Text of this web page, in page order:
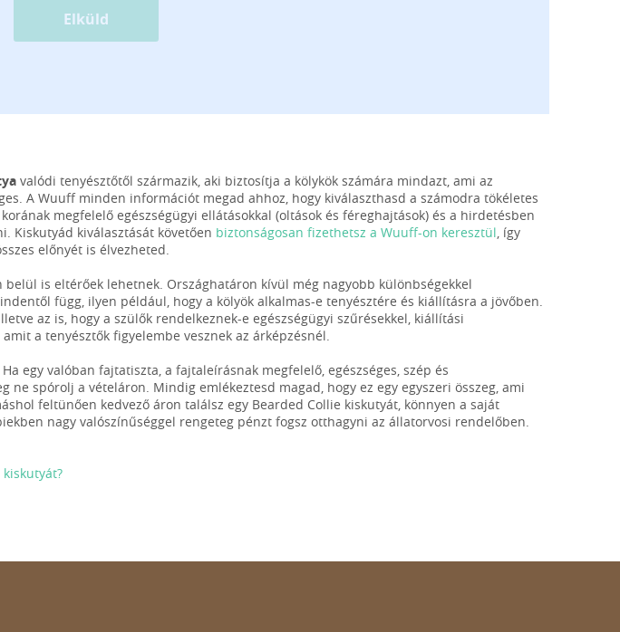
Elküld
valódi tenyésztőtől származik, aki biztosítja a kölykök számára mindazt, ami az
A Wuuff minden információt megad ahhoz, hogy kiválaszthasd a számodra tökéletes
megfelelő egészségügyi ellátásokkal (oltások és féreghajtások) és a hirdetésben
Kiskutyád kiválasztását követően biztonságosan fizethetsz a Wuuff-on keresztül, így
előnyét is élvezheted.
belül is eltérőek lehetnek. Országhatáron kívül még nagyobb különbségekkel
függ, ilyen például, hogy a kölyök alkalmas-e tenyésztére és kiállításra a jövőben.
az is, hogy a szülők rendelkeznek-e egészségügyi szűrésekkel, kiállítási
a tenyésztők figyelembe vesznek az árképzésnél.
Ha egy valóban fajtatiszta, a fajtaleírásnak megfelelő, egészséges, szép és
ne spórolj a vételáron. Mindig emlékeztesd magad, hogy ez egy egyszeri összeg, ami
feltünően kedvező áron találsz egy Bearded Collie kiskutyát, könnyen a saját
nagy valószínűséggel rengeteg pénzt fogsz otthagyni az állatorvosi rendelőben.